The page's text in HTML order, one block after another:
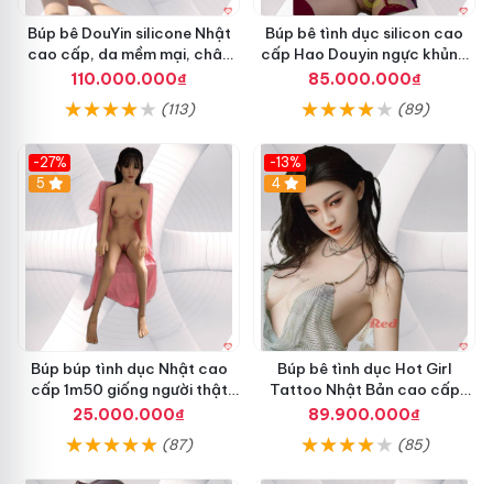
Búp bê DouYin silicone Nhật
cao cấp, da mềm mại, chân
thật
110.000.000₫
(113)
Búp bê tình dục silicon cao
cấp Hao Douyin ngực khủng
Starpery
85.000.000₫
(89)
-27%
5
Búp búp tình dục Nhật cao
cấp 1m50 giống người thật
sexy mềm mại
25.000.000₫
(87)
-13%
4
Búp bê tình dục Hot Girl
Tattoo Nhật Bản cao cấp
Siêu thực
89.900.000₫
(85)